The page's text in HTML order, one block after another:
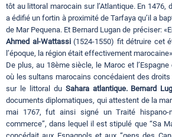
tôt au littoral marocain sur l’Atlantique. En 1476,
a édifié un fortin à proximité de Tarfaya qu’il a
de Mar Pequena. Et Bernard Lugan de préciser:
Ahmed al-Wattassi(1524-1550) fit détruire cet
l’époque, la région était effectivement
De plus, au 18ème siècle, le Maroc et
où les sultans marocains concédaient des droits
sur le littoral du Sahara atlantique. Bernard
documents diplomatiques, qui attestent de la
mai 1767, fut ainsi signé un Traité hispano-
commerce”, dans lequel il est stipulé que “Sa